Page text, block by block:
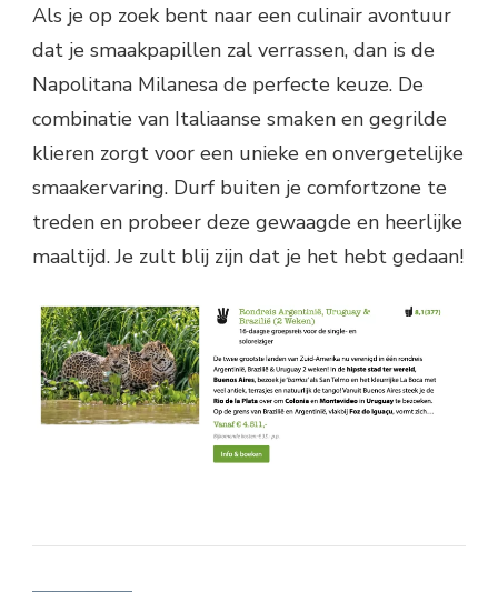
Als je op zoek bent naar een culinair avontuur
dat je smaakpapillen zal verrassen, dan is de
Napolitana Milanesa de perfecte keuze. De
combinatie van Italiaanse smaken en gegrilde
klieren zorgt voor een unieke en onvergetelijke
smaakervaring. Durf buiten je comfortzone te
treden en probeer deze gewaagde en heerlijke
maaltijd. Je zult blij zijn dat je het hebt gedaan!